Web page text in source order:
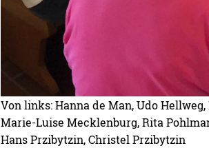
Von links: Hanna de Man, Udo
Marie-Luise Mecklenburg, Rita
Hans Przibytzin, Christel Przibytzin